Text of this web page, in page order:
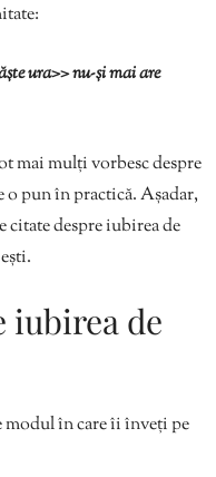
ura>> nu-și mai are
mai mulți vorbesc despre
o pun în practică. Așadar,
citate despre iubirea de
iubirea de
modul în care îi înveți pe